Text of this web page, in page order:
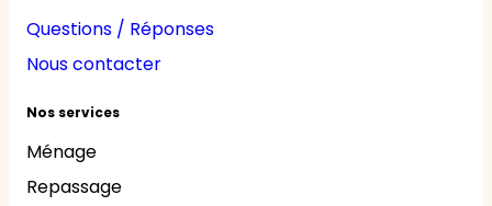
Questions / Réponses
Nous contacter
Nos services
Ménage
Repassage